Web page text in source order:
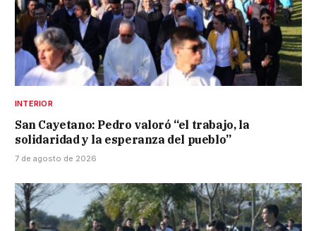
INTERIOR
San Cayetano: Pedro valoró “el trabajo, la
solidaridad y la esperanza del pueblo”
7 de agosto de 2026